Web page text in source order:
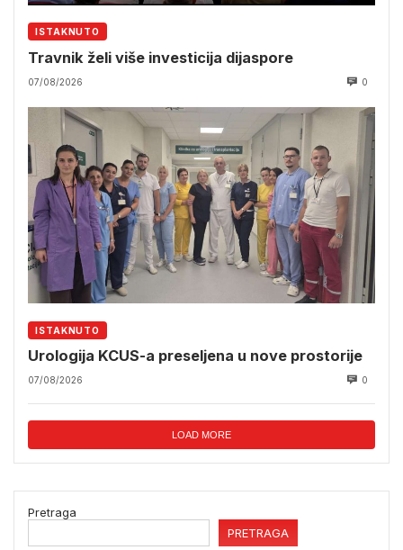
ISTAKNUTO
Travnik želi više investicija dijaspore
07/08/2026 0
ISTAKNUTO
Urologija KCUS-a preseljena u nove prostorije
07/08/2026 0
LOAD MORE
Pretraga
PRETRAGA